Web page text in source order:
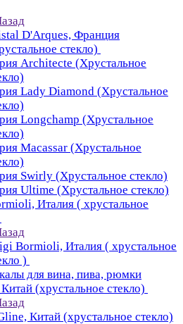
D'Arques, Франция
стекло)
Architecte (Хрустальное
Lady Diamond (Хрустальное
Longchamp (Хрустальное
Macassar (Хрустальное
Swirly (Хрустальное стекло)
Ultime (Хрустальное стекло)
Италия ( хрустальное
Bormioli, Италия ( хрустальное
)
для вина, пива, рюмки
(хрустальное стекло)
Китай (хрустальное стекло)